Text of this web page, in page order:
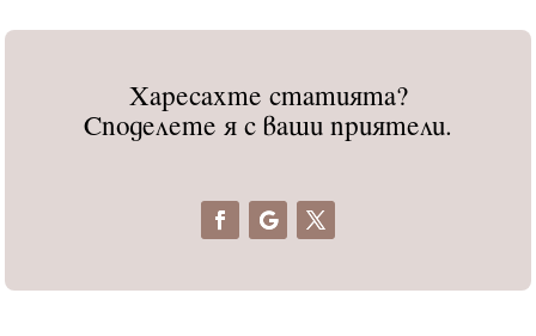
Харесахте статията?
Споделете я с ваши приятели.